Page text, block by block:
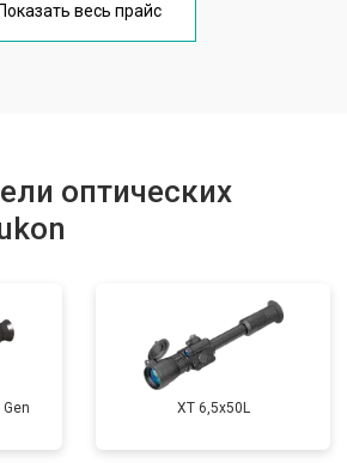
Показать весь прайс
оптических
XT 6,5x50L